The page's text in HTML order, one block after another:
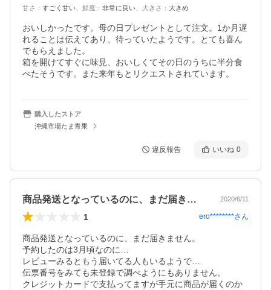
甘さ ： すごく甘い 鮮度 ： 非常に良い 大きさ ： 大きめ
おいしかったです。母の日プレゼントとして注文。1か月遅
れることは伝えてあり、待っていたようです。とても喜ん
でもらえました。
箱を開けてすぐに味見、おいしくてその日のうちに半分食
べたそうです。また来年もとリクエストされています。
購入したストア
沖縄市場たま青果
違反報告 いいね 0
商品発送となっているのに、まだ届きませ… 2020/6/11
1 ero********さん
商品発送となっているのに、まだ届きません。
予約したのは3月頃なのに…
レビューみるともう届いてる人もいるようで…
伝票番号をみても未登録で調べようにもありません。
クレジットカードで支払ってますが手元に商品が届くのか